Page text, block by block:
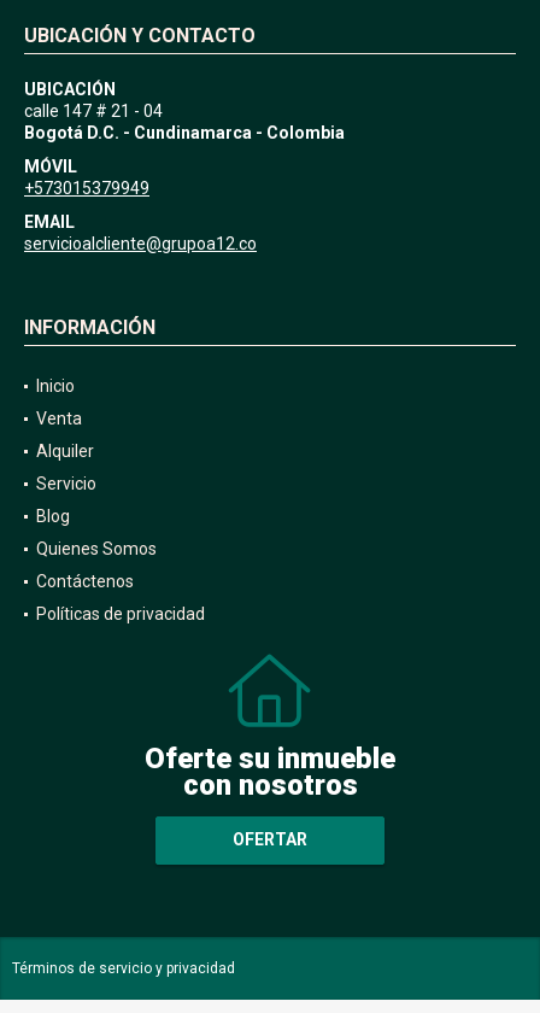
UBICACIÓN Y CONTACTO
UBICACIÓN
calle 147 # 21 - 04
Bogotá D.C. - Cundinamarca - Colombia
MÓVIL
+573015379949
EMAIL
servicioalcliente@grupoa12.co
INFORMACIÓN
Inicio
Venta
Alquiler
Servicio
Blog
Quienes Somos
Contáctenos
Políticas de privacidad
Oferte su inmueble
con nosotros
OFERTAR
Términos de servicio y privacidad